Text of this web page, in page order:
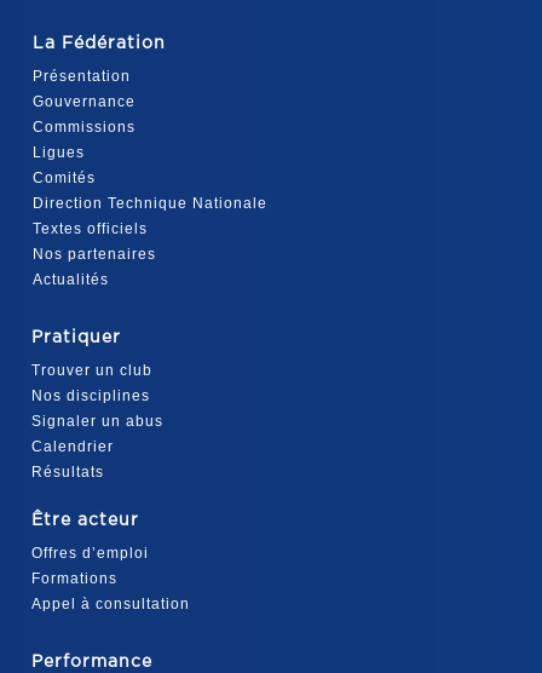
La Fédération
Présentation
Gouvernance
Commissions
Ligues
Comités
Direction Technique Nationale
Textes officiels
Nos partenaires
Actualités
Pratiquer
Trouver un club
Nos disciplines
Signaler un abus
Calendrier
Résultats
Être acteur
Offres d’emploi
Formations
Appel à consultation
Performance